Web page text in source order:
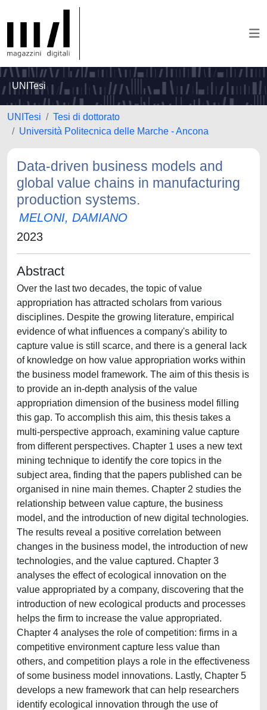
UNITesi
UNITesi
Tesi di dottorato
Università Politecnica delle Marche - Ancona
Data-driven business models and
global value chains in manufacturing
production systems.
MELONI, DAMIANO
2023
Abstract
Over the last two decades, the topic of value
appropriation has attracted scholars from various
disciplines. Despite the growing literature, empirical
evidence of what influences a company's ability to
capture value is still scarce, and there is a general lack
of knowledge on how value appropriation works within
the business model framework. The aim of this thesis is
to provide an in-depth analysis of the value
appropriation dimension of the business model filling
this gap. To accomplish this aim, this thesis takes a
multi-perspective approach, examining value capture
from different perspectives. Chapter 1 uses a new text
mining technique to identify the core topics in the
subject area, finding that the papers published can be
organised in nine main themes. Chapter 2 studies the
relationship between value capture, the business
model, and the introduction of new digital technologies.
The results reveal a positive correlation between
changes in the business model, the introduction of new
technologies, and the value captured. Chapter 3
analyses the effect of ecological innovation on the
value appropriated by a company, discovering that the
introduction of new ecological products and processes
helps the firm to increase the value appropriated.
Chapter 4 analyses the role of competition: firms in a
competitive environment capture less value than
others, and competition plays a role in the effectiveness
of some business model innovations. Lastly, Chapter 5
develops a new framework that can help researchers
identify ecological innovation through the use of